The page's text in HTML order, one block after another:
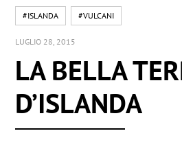
#ISLANDA #VULCANI
LUGLIO 28, 2015
LA BELLA
D’ISLANDA